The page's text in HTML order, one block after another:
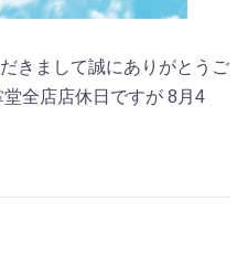
きまして誠にありがとうご
全店店休日ですが 8月4